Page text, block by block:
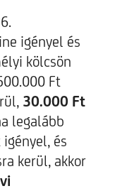
igényel és
kölcsön
Ft
30.000 Ft
legalább
és
kerül, akkor